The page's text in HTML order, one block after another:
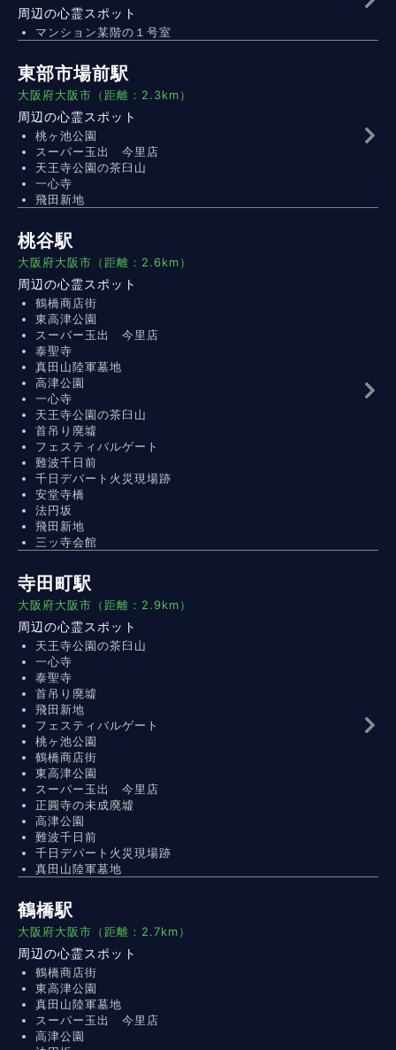
周辺の心霊スポット
マンション某階の１号室
東部市場前駅
大阪府大阪市（距離：2.3km）
周辺の心霊スポット
桃ヶ池公園
スーパー玉出 今里店
天王寺公園の茶臼山
一心寺
飛田新地
桃谷駅
大阪府大阪市（距離：2.6km）
周辺の心霊スポット
鶴橋商店街
東高津公園
スーパー玉出 今里店
泰聖寺
真田山陸軍墓地
高津公園
一心寺
天王寺公園の茶臼山
首吊り廃墟
フェスティバルゲート
難波千日前
千日デパート火災現場跡
安堂寺橋
法円坂
飛田新地
三ッ寺会館
寺田町駅
大阪府大阪市（距離：2.9km）
周辺の心霊スポット
天王寺公園の茶臼山
一心寺
泰聖寺
首吊り廃墟
飛田新地
フェスティバルゲート
桃ヶ池公園
鶴橋商店街
東高津公園
スーパー玉出 今里店
正圓寺の未成廃墟
高津公園
難波千日前
千日デパート火災現場跡
真田山陸軍墓地
鶴橋駅
大阪府大阪市（距離：2.7km）
周辺の心霊スポット
鶴橋商店街
東高津公園
真田山陸軍墓地
スーパー玉出 今里店
高津公園